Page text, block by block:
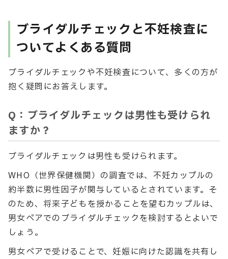
ブライダルチェックと不妊検査に
ついてよくある質問
ブライダルチェックや不妊検査について、多くの方が
抱く疑問にお答えします。
Q：ブライダルチェックは男性も受けられ
ますか？
ブライダルチェックは男性も受けられます。
WHO（世界保健機関）の調査では、不妊カップルの
約半数に男性因子が関与しているとされています。そ
のため、将来子どもを授かることを望むカップルは、
男女ペアでのブライダルチェックを検討するとよいで
しょう。
男女ペアで受けることで、妊娠に向けた認識を共有し